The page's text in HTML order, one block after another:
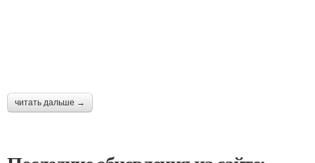
читать дальше →